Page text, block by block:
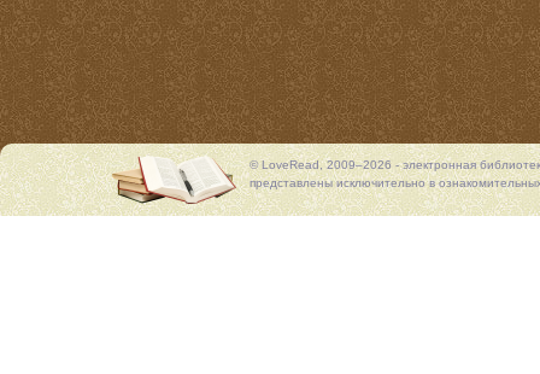
© LoveRead, 2009–2026 - электронная
представлены исключительно в